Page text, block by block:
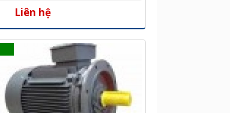
Liên hệ